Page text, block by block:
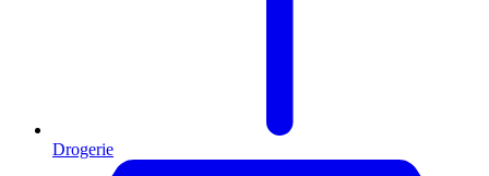
Drogerie